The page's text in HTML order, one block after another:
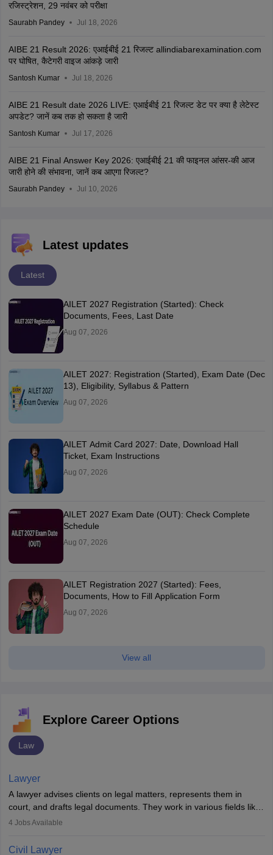
रजिस्ट्रेशन, 29 नवंबर को परीक्षा
Saurabh Pandey Jul 18, 2026
AIBE 21 Result 2026: एआईबीई 21 रिजल्ट allindiabarexamination.com
पर घोषित, कैटेगरी वाइज आंकड़े जारी
Santosh Kumar Jul 18, 2026
AIBE 21 Result date 2026 LIVE: एआईबीई 21 रिजल्ट डेट पर क्या है लेटेस्ट
अपडेट? जानें कब तक हो सकता है जारी
Santosh Kumar Jul 17, 2026
AIBE 21 Final Answer Key 2026: एआईबीई 21 की फाइनल आंसर-की आज
जारी होने की संभावना, जानें कब आएगा रिजल्ट?
Saurabh Pandey Jul 10, 2026
Latest updates
Latest
AILET 2027 Registration (Started): Check
Documents, Fees, Last Date
Aug 07, 2026
AILET 2027: Registration (Started), Exam Date (Dec
13), Eligibility, Syllabus & Pattern
Aug 07, 2026
AILET Admit Card 2027: Date, Download Hall
Ticket, Exam Instructions
Aug 07, 2026
AILET 2027 Exam Date (OUT): Check Complete
Schedule
Aug 07, 2026
AILET Registration 2027 (Started): Fees,
Documents, How to Fill Application Form
Aug 07, 2026
View all
Explore Career Options
Law
Lawyer
A lawyer advises clients on legal matters, represents them in
court, and drafts legal documents. They work in various fields like
criminal, corporate, or family law. Key skills include
lawyer in India, one must complete a law degree, clear entrance
4 Jobs Available
Civil Lawyer